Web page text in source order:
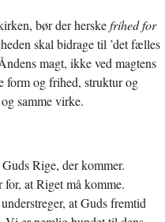
bør der herskefrihed for
skal bidrage til ’det fælles
magt, ikke ved magtens
form og frihed, struktur og
samme virke.
Rige, der kommer.
for, at Riget må komme.
at Guds fremtid